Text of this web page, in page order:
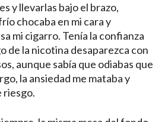
y llevarlas bajo el brazo,
chocaba en mi cara y
mi cigarro. Tenía la confianza
de la nicotina desaparezca con
aunque sabía que odiabas que
la ansiedad me mataba y
riesgo.